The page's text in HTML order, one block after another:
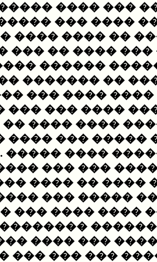
��� ���
���� �� ����
����� �� ����
� ��� ��� ����
��������
����� ��
���� ����
���� ����
������ ����
��� �����
���� ����� ����
���� ���� ���
�� ���� ��
���� �� �����
���� ����
�������
���� ���� ���
������ ���